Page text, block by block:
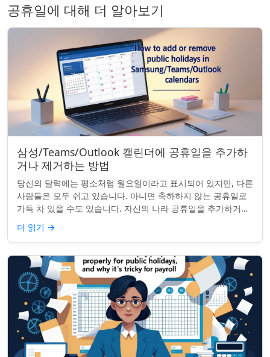
공휴일에 대해 더 알아보기
삼성/Teams/Outlook 캘린더에 공휴일을 추가하
거나 제거하는 방법
당신의 달력에는 평소처럼 월요일이라고 표시되어 있지만, 다른
사람들은 모두 쉬고 있습니다. 아니면 축하하지 않는 공휴일로
가득 차 있을 수도 있습니다. 자신의 나라 공휴일을 추가하거나
원하지 않는 공휴일을 정리하려는...
더 읽기 →